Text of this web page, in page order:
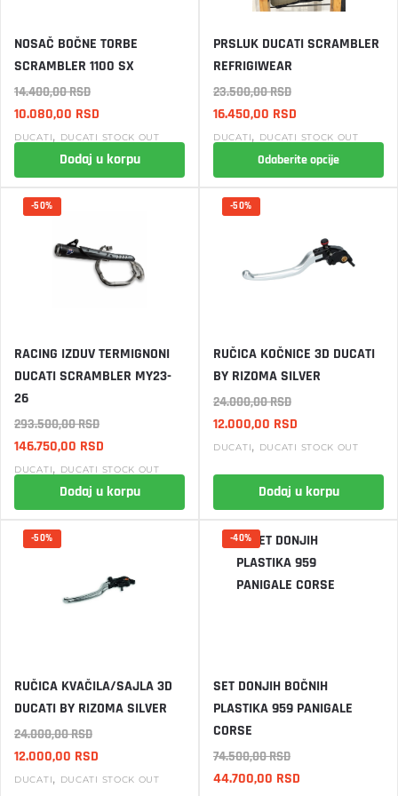
DUCATI, DUCATI STOCK OUT
NOSAČ BOČNE TORBE
SCRAMBLER 1100 SX
14.400,00RSD
Originalna
cena
bila:
14.400,00 RSD.
10.080,00 RSD
cena
je:
10.080,00 RSD.
Dodaj u korpu
DUCATI, DUCATI STOCK OUT
PRSLUK DUCATI SCRAMBLER
REFRIGIWEAR
23.500,00RSD
Originalna
cena
bila:
23.500,00 RSD.
16.450,00 RSD
cena
je:
16.450,00 RSD.
Odaberite opcije
Ovaj
proizvod
varijanti.
Opcije
izabrane
proizvoda.
-50%
DUCATI, DUCATI STOCK OUT
RACING IZDUV TERMIGNONI
DUCATI SCRAMBLER MY23-
26
293.500,00RSD
Originalna
cena
bila:
293.500,00 RSD.
146.750,00 RSD
cena
je:
146.750,00 RSD.
Dodaj u korpu
-50%
DUCATI, DUCATI STOCK OUT
RUČICA KOČNICE 3D DUCATI
BY RIZOMA SILVER
24.000,00RSD
Originalna
cena
24.000,00 RSD.
12.000,00 RSD
cena
12.000,00 RSD.
Dodaj u korpu
-50%
DUCATI, DUCATI STOCK OUT
RUČICA KVAČILA/SAJLA 3D
DUCATI BY RIZOMA SILVER
24.000,00RSD
Originalna
cena
12.000,00 RSD
cena
-40%
SET DONJIH BOČNIH
PLASTIKA 959 PANIGALE
CORSE
74.500,00RSD
Originalna
44.700,00 RSD